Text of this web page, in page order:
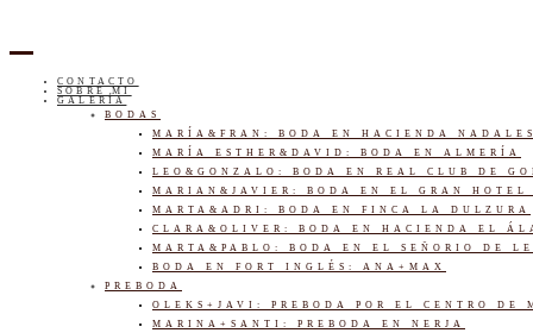
CONTACTO
SOBRE MI
GALERÍA
BODAS
MARÍA&FRAN: BODA EN HACIENDA NADALES
MARÍA ESTHER&DAVID: BODA EN ALMERÍA
LEO&GONZALO: BODA EN REAL CLUB DE
MARIAN&JAVIER: BODA EN EL GRAN HOTEL
MARTA&ADRI: BODA EN FINCA LA DULZURA
CLARA&OLIVER: BODA EN HACIENDA EL
MARTA&PABLO: BODA EN EL SEÑORIO DE
BODA EN FORT INGLÉS: ANA+MAX
PREBODA
OLEKS+JAVI: PREBODA POR EL CENTRO DE
MARINA+SANTI: PREBODA EN NERJA